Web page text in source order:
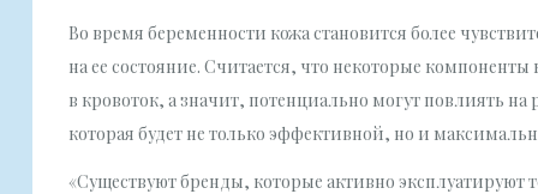
Во время беременности кожа становится более
на ее состояние. Считается, что некоторые
в кровоток, а значит, потенциально могут повлиять
которая будет не только эффективной, но и
«Существуют бренды, которые активно